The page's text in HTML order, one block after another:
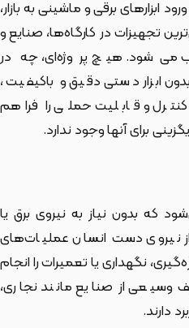
ابزارهای برقی و ماشینی به بازار،
تجهیزات در کارگاه‌ها، صنایع و
هیچ پروژه‌ای، چه در
ابزار دستی دقیق و باکیفیت،
و قابلیت حملی را فراهم
برای آنها وجود ندارد.
که بدون نیاز به نیروی برق یا
از نیروی دست انسان عملیات‌های
نگهداری یا تعمیرات را انجام
وسیعی از صنایع مانند نجاری،
دارند.